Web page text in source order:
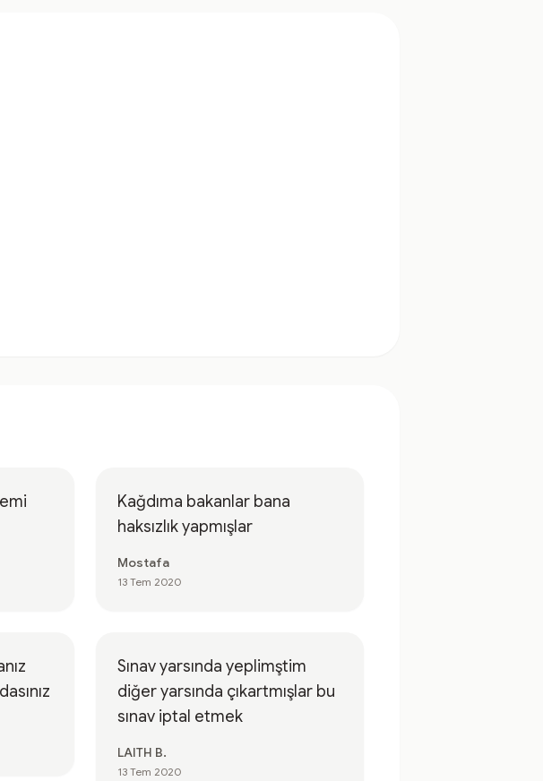
Kağdıma bakanlar bana
haksızlık yapmışlar
Mostafa
13 Tem 2020
Sınav yarsında yeplimştim
diğer yarsında çıkartmışlar bu
sınav iptal etmek
LAITH B.
13 Tem 2020